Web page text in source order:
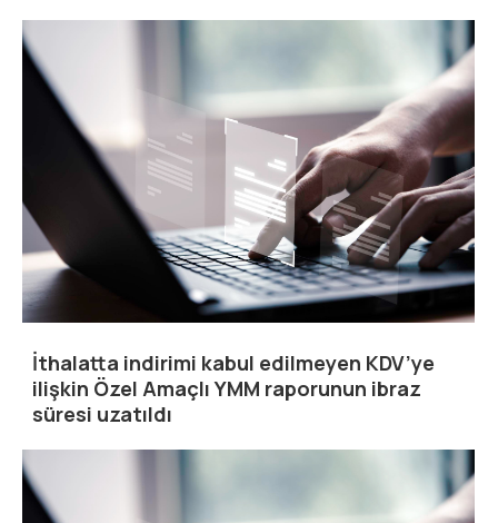
İthalatta indirimi kabul edilmeyen KDV’ye
ilişkin Özel Amaçlı YMM raporunun ibraz
süresi uzatıldı